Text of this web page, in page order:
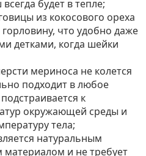
будет в тепле;
из кокосового ореха
что удобно даже
детками, когда шейки
мериноса не колется
подходит в любое
к
окружающей среды и
тела;
натуральным
и не требует